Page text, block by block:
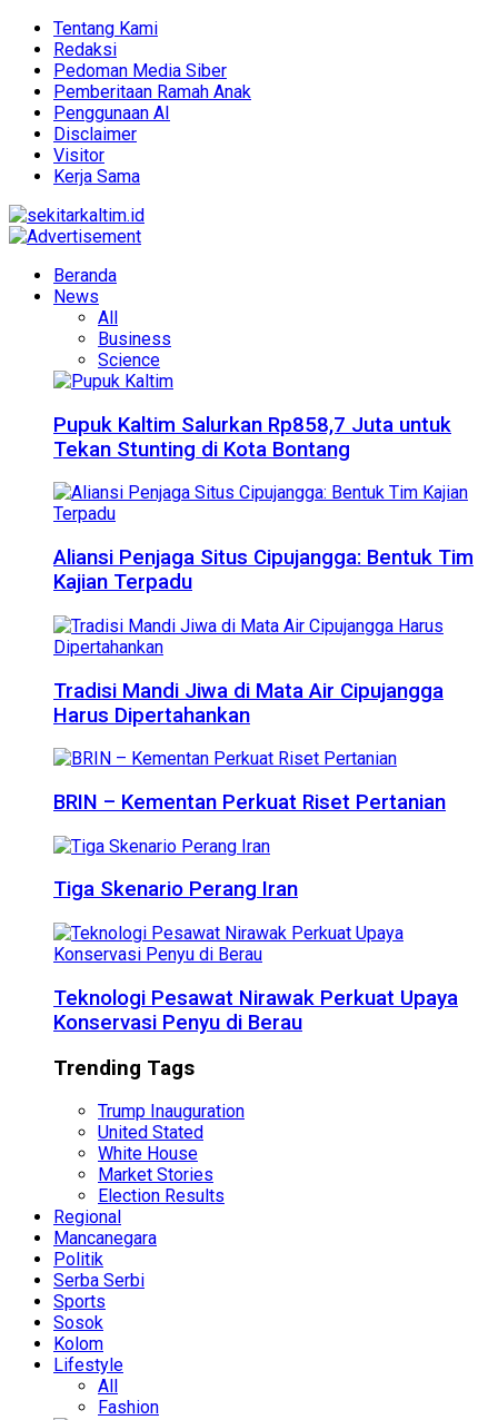
Tentang Kami
Redaksi
Pedoman Media Siber
Pemberitaan Ramah Anak
Penggunaan AI
Disclaimer
Visitor
Kerja Sama
Beranda
News
All
Business
Science
Pupuk Kaltim Salurkan Rp858,7 Juta untuk
Tekan Stunting di Kota Bontang
Aliansi Penjaga Situs Cipujangga: Bentuk Tim
Kajian Terpadu
Tradisi Mandi Jiwa di Mata Air Cipujangga
Harus Dipertahankan
BRIN – Kementan Perkuat Riset Pertanian
Tiga Skenario Perang Iran
Teknologi Pesawat Nirawak Perkuat Upaya
Konservasi Penyu di Berau
Trending Tags
Trump Inauguration
United Stated
White House
Market Stories
Election Results
Regional
Mancanegara
Politik
Serba Serbi
Sports
Sosok
Kolom
Lifestyle
All
Fashion